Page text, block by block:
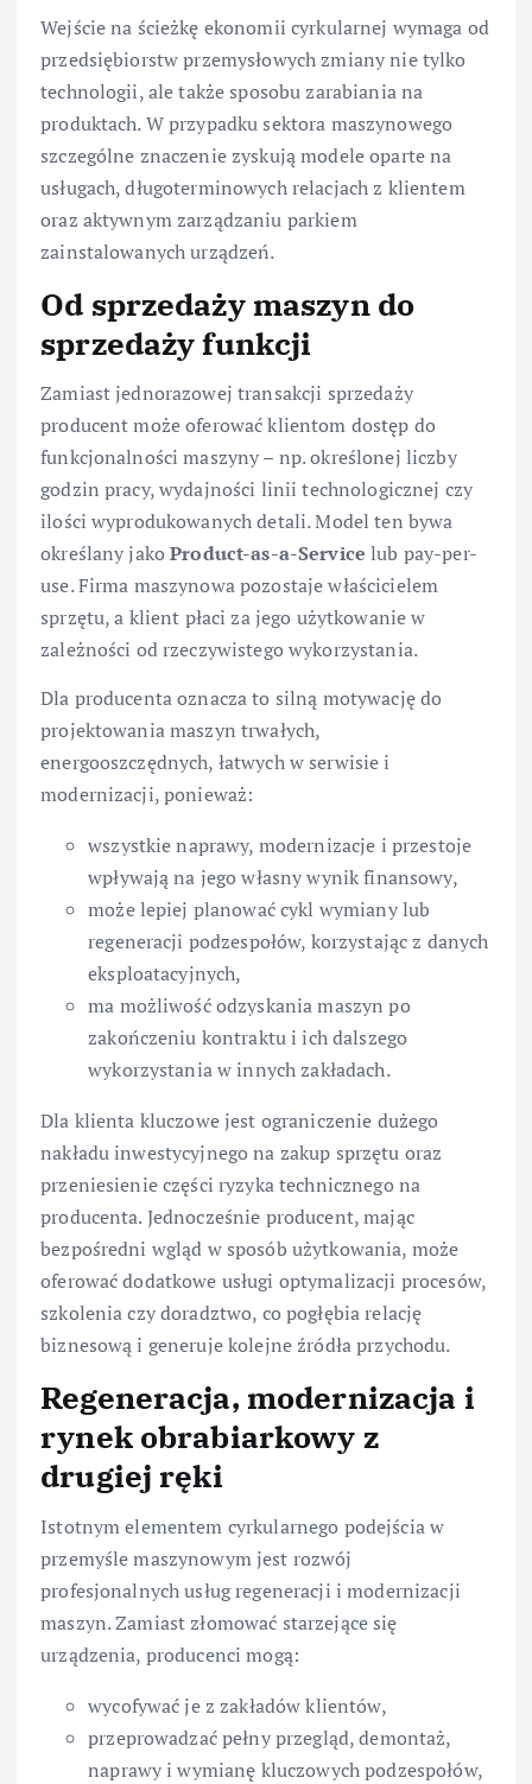
Wejście na ścieżkę ekonomii cyrkularnej wymaga od
przedsiębiorstw przemysłowych zmiany nie tylko
technologii, ale także sposobu zarabiania na
produktach. W przypadku sektora maszynowego
szczególne znaczenie zyskują modele oparte na
usługach, długoterminowych relacjach z klientem
oraz aktywnym zarządzaniu parkiem
zainstalowanych urządzeń.
Od sprzedaży maszyn do
sprzedaży funkcji
Zamiast jednorazowej transakcji sprzedaży
producent może oferować klientom dostęp do
funkcjonalności maszyny – np. określonej liczby
godzin pracy, wydajności linii technologicznej czy
ilości wyprodukowanych detali. Model ten bywa
określany jakoProduct-as-a-Service lub pay-per-
use. Firma maszynowa pozostaje właścicielem
sprzętu, a klient płaci za jego użytkowanie w
zależności od rzeczywistego wykorzystania.
Dla producenta oznacza to silną motywację do
projektowania maszyn trwałych,
energooszczędnych, łatwych w serwisie i
modernizacji, ponieważ:
wszystkie naprawy, modernizacje i przestoje
wpływają na jego własny wynik finansowy,
może lepiej planować cykl wymiany lub
regeneracji podzespołów, korzystając z danych
eksploatacyjnych,
ma możliwość odzyskania maszyn po
zakończeniu kontraktu i ich dalszego
wykorzystania w innych zakładach.
Dla klienta kluczowe jest ograniczenie dużego
nakładu inwestycyjnego na zakup sprzętu oraz
przeniesienie części ryzyka technicznego na
producenta. Jednocześnie producent, mając
bezpośredni wgląd w sposób użytkowania, może
oferować dodatkowe usługi optymalizacji procesów,
szkolenia czy doradztwo, co pogłębia relację
biznesową i generuje kolejne źródła przychodu.
Regeneracja, modernizacja i
rynek obrabiarkowy z
drugiej ręki
Istotnym elementem cyrkularnego podejścia w
przemyśle maszynowym jest rozwój
profesjonalnych usług regeneracji i modernizacji
maszyn. Zamiast złomować starzejące się
urządzenia, producenci mogą:
wycofywać je z zakładów klientów,
przeprowadzać pełny przegląd, demontaż,
naprawy i wymianę kluczowych podzespołów,